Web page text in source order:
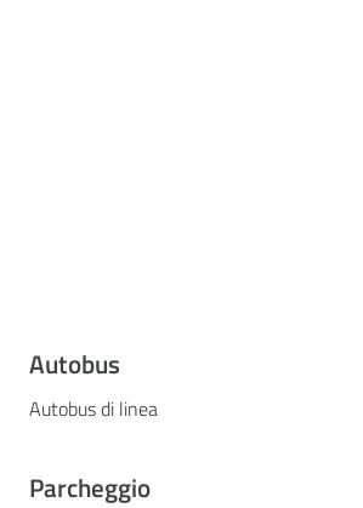
Autobus
Autobus di linea
Parcheggio